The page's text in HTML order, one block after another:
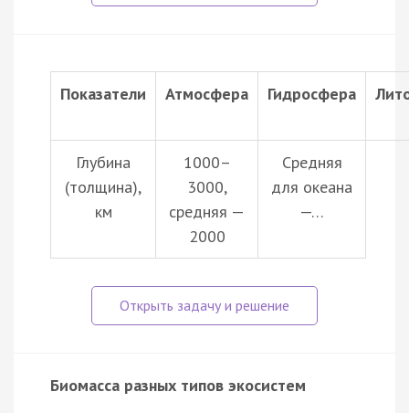
Показатели Атмосфера Гидросфера
Глубина
(толщина),
км
1000–
3000,
средняя —
2000
Средняя
для океана
—…
Биомасса разных типов экосистем